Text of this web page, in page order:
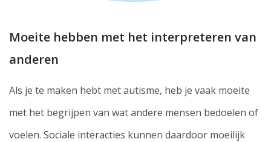
Moeite hebben met het interpreteren van
anderen
Als je te maken hebt met autisme, heb je vaak moeite
met het begrijpen van wat andere mensen bedoelen of
voelen. Sociale interacties kunnen daardoor moeilijk